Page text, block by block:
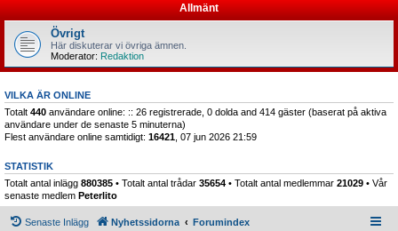
Allmänt
Övrigt
Här diskuterar vi övriga ämnen.
Moderator: Redaktion
VILKA ÄR ONLINE
Totalt 440 användare online: :: 26 registrerade, 0 dolda and 414 gäster (baserat på aktiva
användare under de senaste 5 minuterna)
Flest användare online samtidigt: 16421 , 07 jun 2026 21:59
STATISTIK
Totalt antal inlägg 880385 • Totalt antal trådar 35654 • Totalt antal medlemmar 21029 • Vår
senaste medlem Peterlito
Senaste Inlägg Nyhetssidorna Forumindex